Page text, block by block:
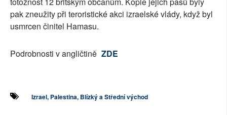
pak zneužity při teroristické akci izraelské vlády, když byl
usmrcen činitel Hamasu.
Podrobnosti v angličtině ZDE
Izrael, Palestina, Blízký a Střední východ